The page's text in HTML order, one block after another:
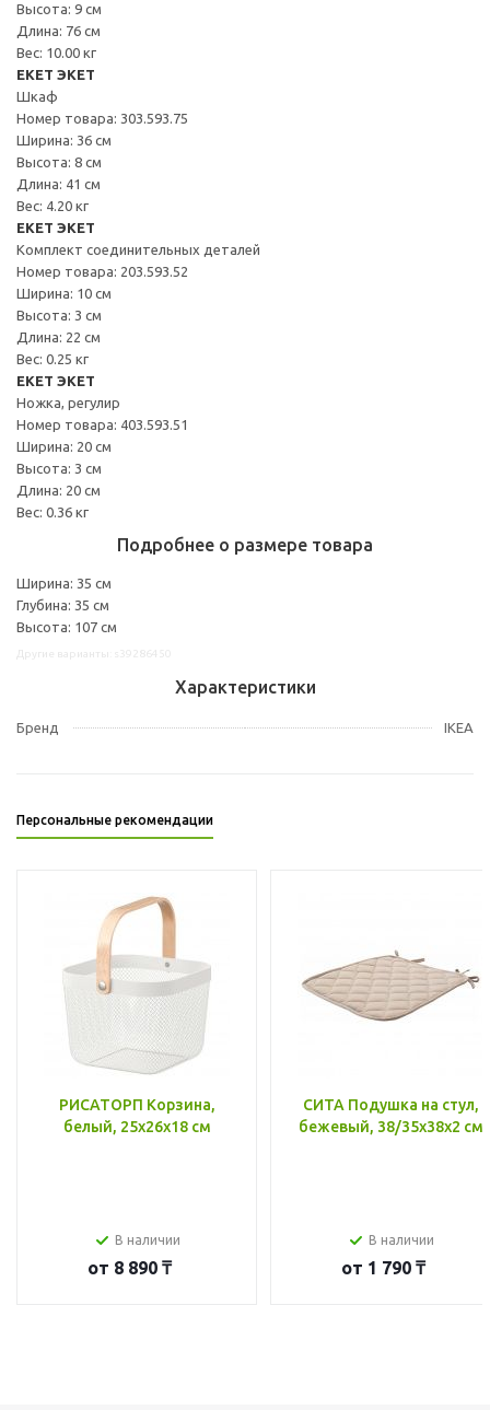
Высота: 9 см
Длина: 76 см
Вес: 10.00 кг
EKET ЭКЕТ
Шкаф
Номер товара: 303.593.75
Ширина: 36 см
Высота: 8 см
Длина: 41 см
Вес: 4.20 кг
EKET ЭКЕТ
Комплект соединительных деталей
Номер товара: 203.593.52
Ширина: 10 см
Высота: 3 см
Длина: 22 см
Вес: 0.25 кг
EKET ЭКЕТ
Ножка, регулир
Номер товара: 403.593.51
Ширина: 20 см
Высота: 3 см
Длина: 20 см
Вес: 0.36 кг
Подробнее о размере товара
Ширина: 35 см
Глубина: 35 см
Высота: 107 см
Характеристики
Бренд IKEA
Персональные рекомендации
РИСАТОРП Корзина,
белый, 25x26x18 см
В наличии
от 8 890 ₸
СИТА Подушка на стул,
бежевый, 38/35x38x2 см
В наличии
от 1 790 ₸